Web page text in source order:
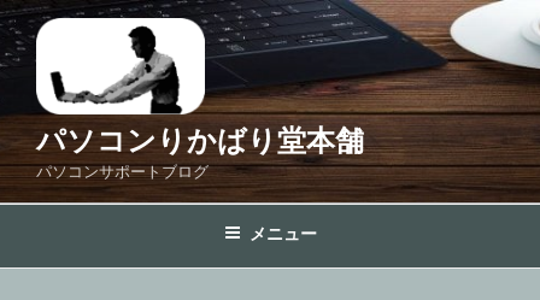
コ
ン
テ
ス
プ
パソコンりかばり堂本舗
パソコンサポートブログ
メニュー